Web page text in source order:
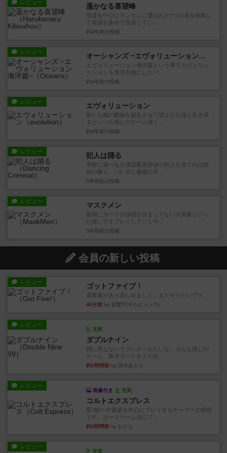
レビュー 遥かなる喜望峰
母港を中心にランダムに選ばれた7つの港を移動し
て資源を集めて投資してい...
約4年前 の投稿
レビュー オーシャンズ ~エヴォリューション海洋篇~
エヴォリューション海洋篇という事でエヴォリュ
ーションを海洋生物にしたバ...
約4年前 の投稿
レビュー エヴォリューション
新たな種の動物を誕生させて誰よりも強く生き残
るといった感じのゲーム強く...
約4年前 の投稿
レビュー 犯人は踊る
手軽に遊べる正体隠匿系探偵が犯人を当てれば探
偵の勝ち、バレずに最後の手...
5年弱前 の投稿
レビュー マスクメン
最初にカードの強弱が決まってない大富豪といっ
た感じですプレイしていく中...
5年弱前 の投稿
会員の新しい投稿
レビュー ゴットファイブ！
運要素があり楽しめました。またやりたいです。
40分前 by 金賢守(キムヒョンス)
レビュー
充実
ダブルナイン
雑に死なないラブレターみたいな、そんな感じの
ゲーム。数字カードを１の位...
約1時間前 by 深水あどら
レビュー
画像付き 充実
コルトエクスプレス
星7軽〜中量級を中心にプレイするゲーマーの感想
です。ボードゲーム会にて...
約2時間前 by おとん
レビュー
充実